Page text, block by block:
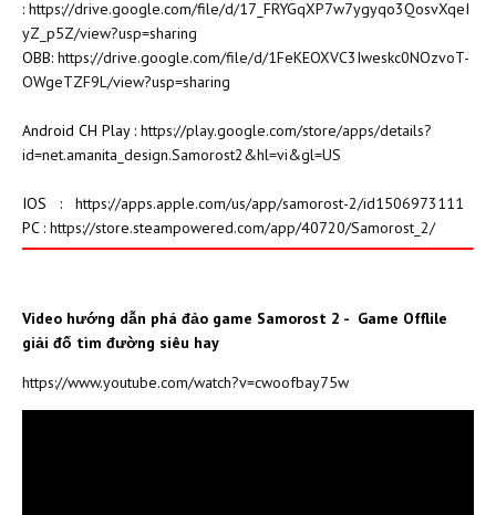
: https://drive.google.com/file/d/17_FRYGqXP7w7ygyqo3QosvXqeI
yZ_p5Z/view?usp=sharing
OBB: https://drive.google.com/file/d/1FeKEOXVC3Iweskc0NOzvoT-
OWgeTZF9L/view?usp=sharing
Android CH Play : https://play.google.com/store/apps/details?
id=net.amanita_design.Samorost2&hl=vi&gl=US
IOS : https://apps.apple.com/us/app/samorost-2/id1506973111
PC : https://store.steampowered.com/app/40720/Samorost_2/
Video hướng dẫn phá đảo game Samorost 2 - Game Offlile
giải đố tìm đường siêu hay
https://www.youtube.com/watch?v=cwoofbay75w